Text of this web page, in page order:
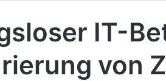
IT-
von